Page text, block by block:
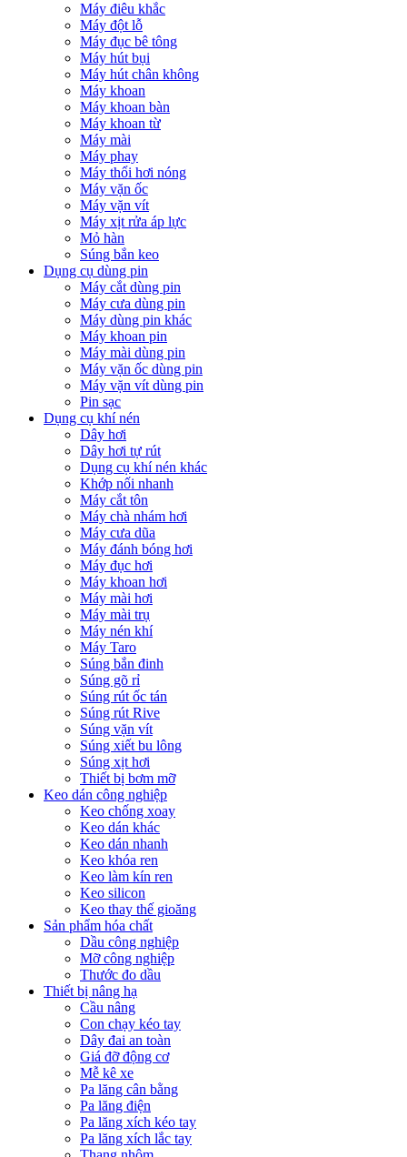
Máy điêu khắc
Máy đột lỗ
Máy đục bê tông
Máy hút bụi
Máy hút chân không
Máy khoan
Máy khoan bàn
Máy khoan từ
Máy mài
Máy phay
Máy thổi hơi nóng
Máy vặn ốc
Máy vặn vít
Máy xịt rửa áp lực
Mỏ hàn
Súng bắn keo
Dụng cụ dùng pin
Máy cắt dùng pin
Máy cưa dùng pin
Máy dùng pin khác
Máy khoan pin
Máy mài dùng pin
Máy vặn ốc dùng pin
Máy vặn vít dùng pin
Pin sạc
Dụng cụ khí nén
Dây hơi
Dây hơi tự rút
Dụng cụ khí nén khác
Khớp nối nhanh
Máy cắt tôn
Máy chà nhám hơi
Máy cưa dũa
Máy đánh bóng hơi
Máy đục hơi
Máy khoan hơi
Máy mài hơi
Máy mài trụ
Máy nén khí
Máy Taro
Súng bắn đinh
Súng gõ rỉ
Súng rút ốc tán
Súng rút Rive
Súng vặn vít
Súng xiết bu lông
Súng xịt hơi
Thiết bị bơm mỡ
Keo dán công nghiệp
Keo chống xoay
Keo dán khác
Keo dán nhanh
Keo khóa ren
Keo làm kín ren
Keo silicon
Keo thay thế gioăng
Sản phẩm hóa chất
Dầu công nghiệp
Mỡ công nghiệp
Thước đo dầu
Thiết bị nâng hạ
Cầu nâng
Con chạy kéo tay
Dây đai an toàn
Giá đỡ động cơ
Mễ kê xe
Pa lăng cân bằng
Pa lăng điện
Pa lăng xích kéo tay
Pa lăng xích lắc tay